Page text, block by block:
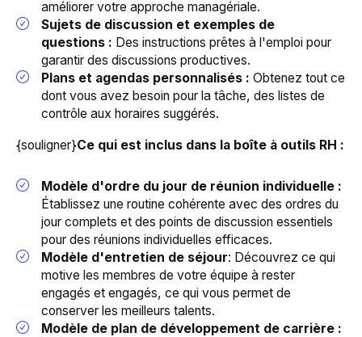
améliorer votre approche managériale.
Sujets de discussion et exemples de
questions : Des instructions prêtes à l'emploi pour
garantir des discussions productives.
Plans et agendas personnalisés : Obtenez tout ce
dont vous avez besoin pour la tâche, des listes de
contrôle aux horaires suggérés.
{souligner}Ce qui est inclus dans la boîte à outils RH :
Modèle d'ordre du jour de réunion individuelle :
Établissez une routine cohérente avec des ordres du
jour complets et des points de discussion essentiels
pour des réunions individuelles efficaces.
Modèle d'entretien de séjour: Découvrez ce qui
motive les membres de votre équipe à rester
engagés et engagés, ce qui vous permet de
conserver les meilleurs talents.
Modèle de plan de développement de carrière :